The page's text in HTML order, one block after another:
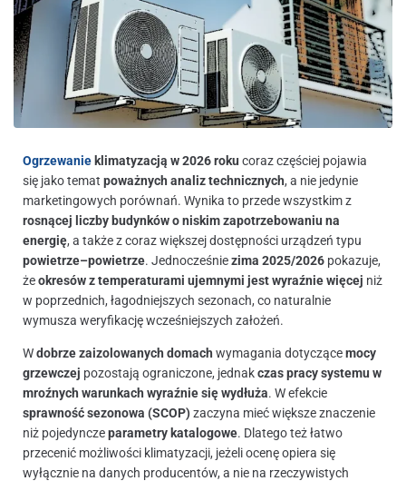
Ogrzewanie klimatyzacją w 2026 roku coraz częściej pojawia
się jako temat poważnych analiz technicznych, a nie jedynie
marketingowych porównań. Wynika to przede wszystkim z
rosnącej liczby budynków o niskim zapotrzebowaniu na
energię, a także z coraz większej dostępności urządzeń typu
powietrze–powietrze. Jednocześniezima 2025/2026 pokazuje,
żeokresów z temperaturami ujemnymi jest wyraźnie więcej niż
w poprzednich, łagodniejszych sezonach, co naturalnie
wymusza weryfikację wcześniejszych założeń.
Wdobrze zaizolowanych domach wymagania dotyczącemocy
grzewczej pozostają ograniczone, jednakczas pracy systemu w
mroźnych warunkach wyraźnie się wydłuża. W efekcie
sprawność sezonowa (SCOP)zaczyna mieć większe znaczenie
niż pojedynczeparametry katalogowe. Dlatego też łatwo
przecenić możliwości klimatyzacji, jeżeli ocenę opiera się
wyłącznie na danych producentów, a nie na rzeczywistych